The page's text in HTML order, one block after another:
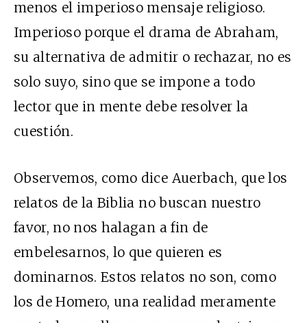
menos el imperioso mensaje religioso.
Imperioso porque el drama de Abraham,
su alternativa de admitir o rechazar, no es
solo suyo, sino que se impone a todo
lector que in mente debe resolver la
cuestión.
Observemos, como dice Auerbach, que los
relatos de la Biblia no buscan nuestro
favor, no nos halagan a fin de
embelesarnos, lo que quieren es
dominarnos. Estos relatos no son, como
los de Homero, una realidad meramente